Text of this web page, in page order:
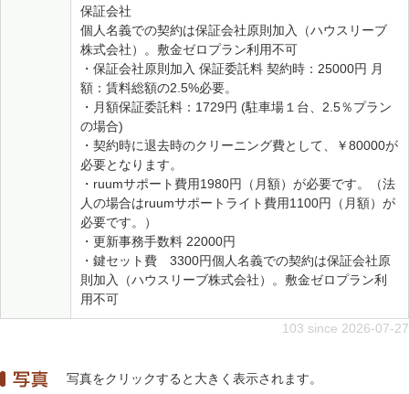
保証会社
個人名義での契約は保証会社原則加入（ハウスリーブ
株式会社）。敷金ゼロプラン利用不可
・保証会社原則加入 保証委託料 契約時：25000円 月
額：賃料総額の2.5%必要。
・月額保証委託料：1729円 (駐車場１台、2.5％プラン
の場合)
・契約時に退去時のクリーニング費として、￥80000が
必要となります。
・ruumサポート費用1980円（月額）が必要です。（法
人の場合はruumサポートライト費用1100円（月額）が
必要です。）
・更新事務手数料 22000円
・鍵セット費 3300円個人名義での契約は保証会社原
則加入（ハウスリーブ株式会社）。敷金ゼロプラン利
用不可
103 since 2026-07-27
写真をクリックすると大きく表示されます。